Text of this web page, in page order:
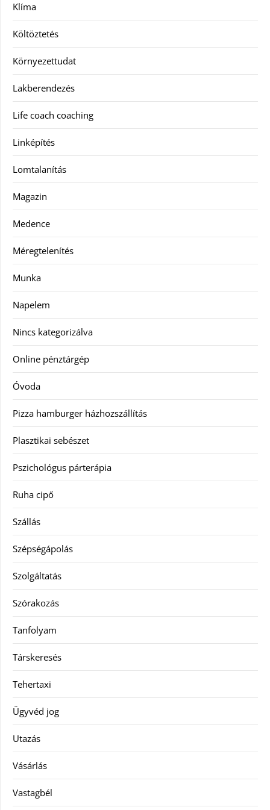
Klíma
Költöztetés
Környezettudat
Lakberendezés
Life coach coaching
Linképítés
Lomtalanítás
Magazin
Medence
Méregtelenítés
Munka
Napelem
Nincs kategorizálva
Online pénztárgép
Óvoda
Pizza hamburger házhozszállítás
Plasztikai sebészet
Pszichológus párterápia
Ruha cipő
Szállás
Szépségápolás
Szolgáltatás
Szórakozás
Tanfolyam
Társkeresés
Tehertaxi
Ügyvéd jog
Utazás
Vásárlás
Vastagbél